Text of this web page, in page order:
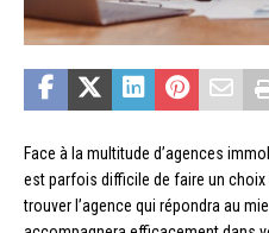
Face à la multitude d’agences
est parfois difficile de faire un choix
trouver l’agence qui répondra au